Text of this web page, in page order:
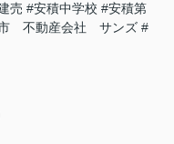
売 #安積中学校 #安積第
不動産会社 サンズ #